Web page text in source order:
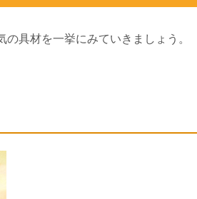
具材を一挙にみていきましょう。